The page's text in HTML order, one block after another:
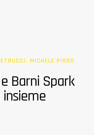
, MICHELE PIRRO
Barni Spark
insieme